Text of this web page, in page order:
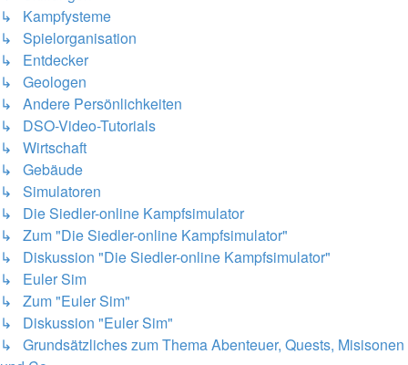
↳ Kampfysteme
↳ Spielorganisation
↳ Entdecker
↳ Geologen
↳ Andere Persönlichkeiten
↳ DSO-Video-Tutorials
↳ Wirtschaft
↳ Gebäude
↳ Simulatoren
↳ Die Siedler-online Kampfsimulator
↳ Zum "Die Siedler-online Kampfsimulator"
↳ Diskussion "Die Siedler-online Kampfsimulator"
↳ Euler Sim
↳ Zum "Euler Sim"
↳ Diskussion "Euler Sim"
↳ Grundsätzliches zum Thema Abenteuer, Quests, Misisonen